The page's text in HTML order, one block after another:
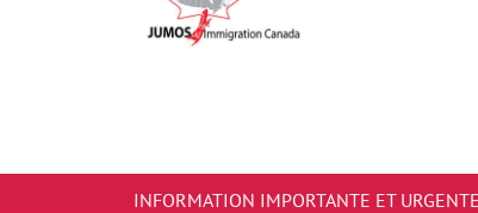
INFORMATION IMPORTANTE ET URGENTE